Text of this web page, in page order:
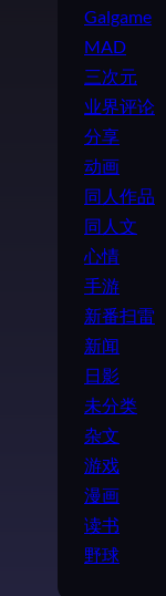
Galgame
MAD
三次元
业界评论
分享
动画
同人作品
同人文
心情
手游
新番扫雷
新闻
日影
未分类
杂文
游戏
漫画
读书
野球